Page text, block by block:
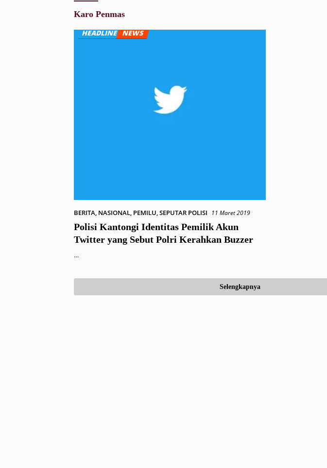
Karo Penmas
BERITA, NASIONAL, PEMILU,SEPUTAR POLISI 11 Maret 2019
Polisi Kantongi Identitas Pemilik Akun
Twitter yang Sebut Polri Kerahkan Buzzer
…
Selengkapnya